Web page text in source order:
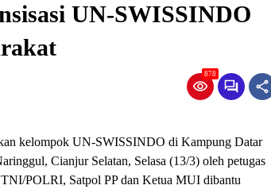
UN-SWISSINDO
878
kelompok UN-SWISSINDO di Kampung Datar
Cianjur Selatan, Selasa (13/3) oleh petugas
POLRI, Satpol PP dan Ketua MUI dibantu